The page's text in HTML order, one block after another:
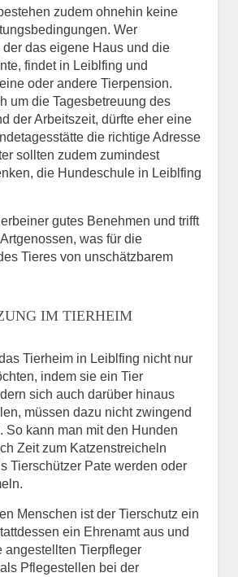
zudem ohnehin keine
Wer
der das eigene Haus und die
findet in Leiblfing und
oder andere Tierpension.
um die Tagesbetreuung des
der Arbeitszeit, dürfte eher eine
die richtige Adresse
sollten zudem zumindest
die Hundeschule in Leiblfing
gutes Benehmen und trifft
was für die
Tieres von unschätzbarem
IM TIERHEIM
Tierheim in Leiblfing nicht nur
indem sie ein Tier
sich auch darüber hinaus
müssen dazu nicht zwingend
So kann man mit den Hunden
Zeit zum Katzenstreicheln
Tierschützer Pate werden oder
Menschen ist der Tierschutz ein
ein Ehrenamt aus und
angestellten Tierpfleger
Pflegestellen bei der